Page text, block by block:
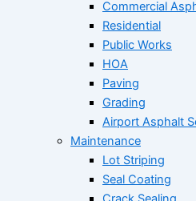
Commercial
Residential
Public Works
HOA
Paving
Grading
Airport Asphalt
Maintenance
Lot Striping
Seal Coating